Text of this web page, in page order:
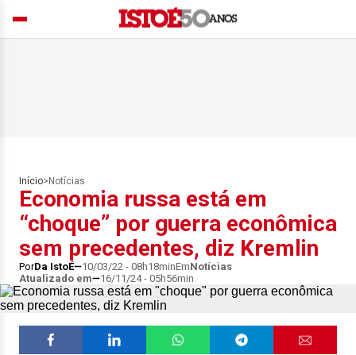
Início> Notícias
Economia russa está em
“choque” por guerra econômica
sem precedentes, diz Kremlin
PorDa IstoÉ 10/03/22 - 08h18minEmNotícias
Atualizado em
16/11/24 - 05h56min